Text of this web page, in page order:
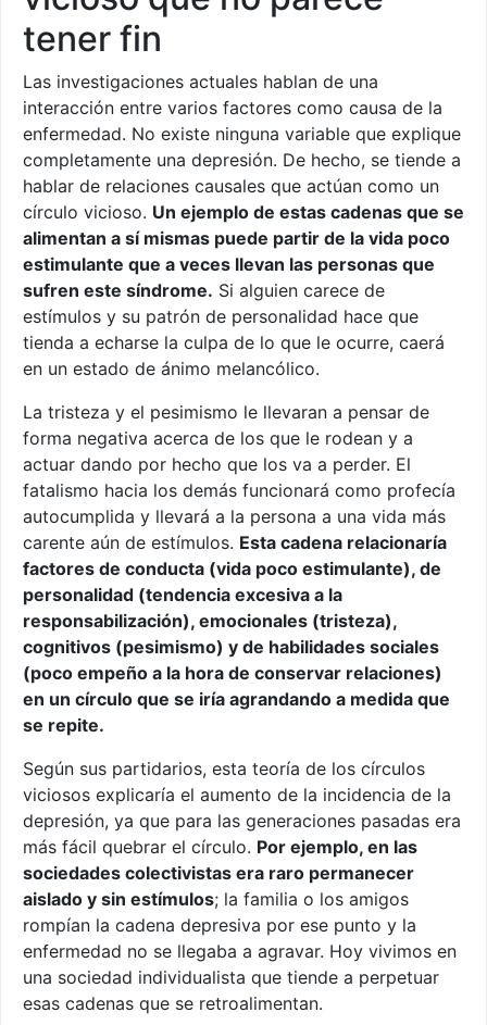
tener fin
Las investigaciones actuales hablan de una
interacción entre varios factores como causa de la
enfermedad. No existe ninguna variable que explique
completamente una depresión. De hecho, se tiende a
hablar de relaciones causales que actúan como un
círculo vicioso. Un ejemplo de estas cadenas que se
alimentan a sí mismas puede partir de la vida poco
estimulante que a veces llevan las personas que
sufren este síndrome. Si alguien carece de
estímulos y su patrón de personalidad hace que
tienda a echarse la culpa de lo que le ocurre, caerá
en un estado de ánimo melancólico.
La tristeza y el pesimismo le llevaran a pensar de
forma negativa acerca de los que le rodean y a
actuar dando por hecho que los va a perder. El
fatalismo hacia los demás funcionará como profecía
autocumplida y llevará a la persona a una vida más
carente aún de estímulos. Esta cadena relacionaría
factores de conducta (vida poco estimulante), de
personalidad (tendencia excesiva a la
responsabilización), emocionales (tristeza),
cognitivos (pesimismo) y de habilidades sociales
(poco empeño a la hora de conservar relaciones)
en un círculo que se iría agrandando a medida que
se repite.
Según sus partidarios, esta teoría de los círculos
viciosos explicaría el aumento de la incidencia de la
depresión, ya que para las generaciones pasadas era
más fácil quebrar el círculo. Por ejemplo, en las
sociedades colectivistas era raro permanecer
aislado y sin estímulos; la familia o los amigos
rompían la cadena depresiva por ese punto y la
enfermedad no se llegaba a agravar. Hoy vivimos en
una sociedad individualista que tiende a perpetuar
esas cadenas que se retroalimentan.